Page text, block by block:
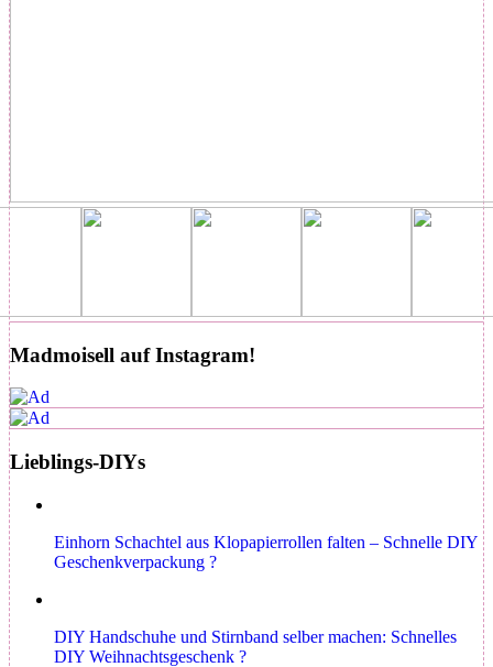
Madmoisell auf Instagram!
Lieblings-DIYs
Einhorn Schachtel aus Klopapierrollen falten – Schnelle DIY
Geschenkverpackung ?
DIY Handschuhe und Stirnband selber machen: Schnelles
DIY Weihnachtsgeschenk ?